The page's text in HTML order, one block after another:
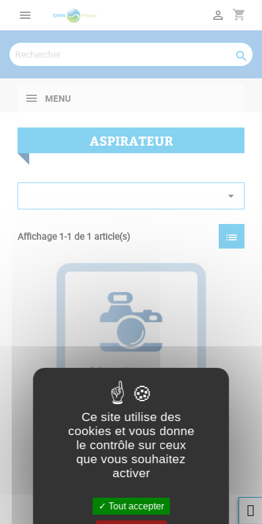
 shopping_cart


MENU
ASPIRATEUR

Affichage 1-1 de 1 article(s) list
ASPIRATEUR EAU ET
POUSSIERE LSU255 - INOX
Réf. produit :50000126
495 € HT
Ce site utilise des
cookies et vous donne
le contrôle sur ceux
que vous souhaitez
activer
Tout accepter